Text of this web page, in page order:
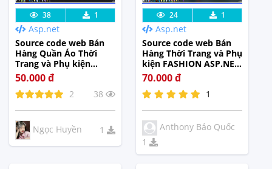
Lưu code Xem Thực
Tế
38 1
Asp.net
Source code web Bán
Hàng Quần Áo Thời
Trang và Phụ kiện
FASHION ASP.NET MVC
50.000 đ
2 38
Ngọc Huyền 1
Lưu code Xem Thực
Tế
24 1
Asp.net
Source code web Bán
Hàng Thời Trang và Phụ
kiện FASHION ASP.NET
MVC có thanh toán
online vnpay
70.000 đ
1
Anthony Bảo Quốc
1